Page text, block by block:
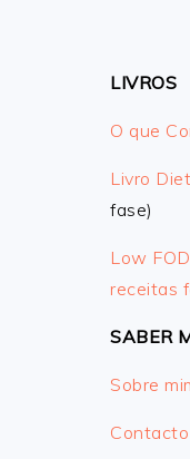
LIVROS
O que
Livro
fase)
Low
receitas
SABER
Sobre
Contacto